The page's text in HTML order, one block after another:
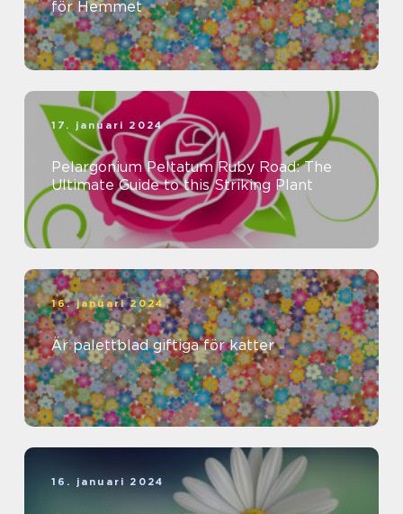
för Hemmet
17. januari 2024
Pelargonium Peltatum Ruby Road: The
Ultimate Guide to this Striking Plant
16. januari 2024
Är palettblad giftiga för katter
16. januari 2024